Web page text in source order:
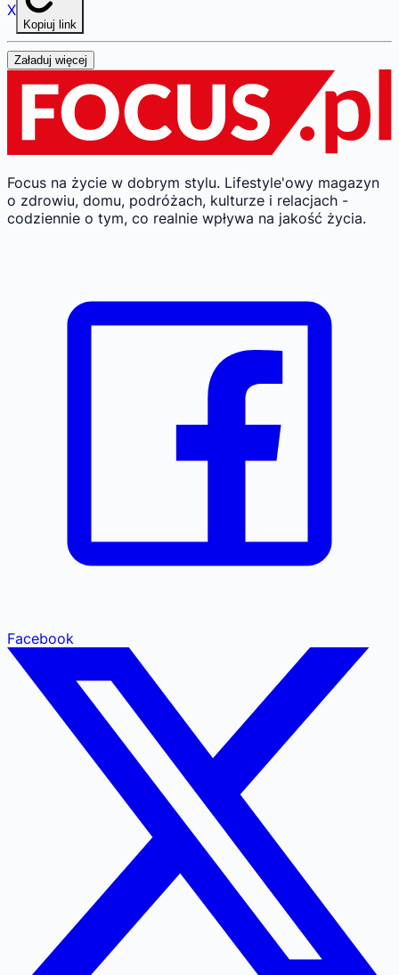
X
Kopiuj link
Załaduj więcej
Focus na życie w dobrym stylu. Lifestyle'owy magazyn
o zdrowiu, domu, podróżach, kulturze i relacjach -
codziennie o tym, co realnie wpływa na jakość życia.
Facebook